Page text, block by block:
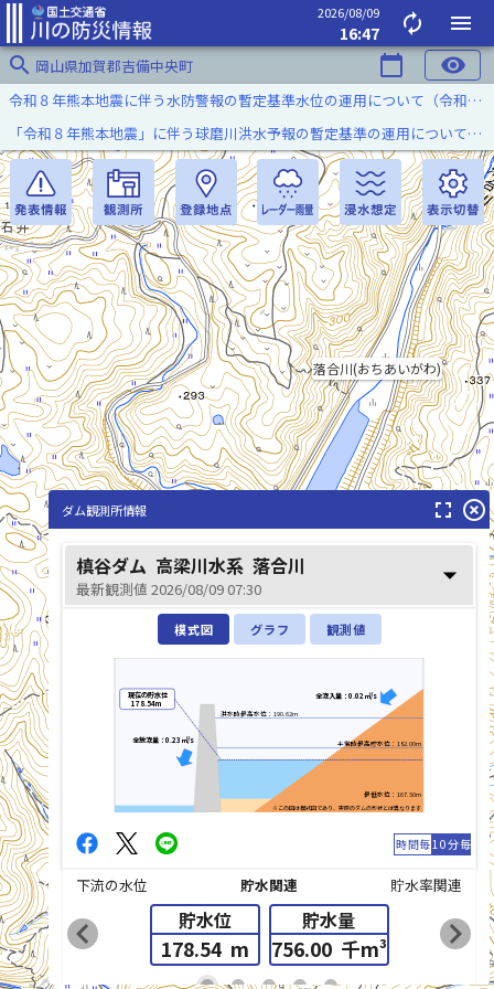
2026/08/09
16:47 autorenew
menu
search 岡山県加賀郡吉備中央町 calendar_today visibility
落合川(おちあいがわ)
令和８年熊本地震に伴う水防警報の暫定基準水位の運用について（令和８年８月７日）
「令和８年熊本地震」に伴う球磨川洪水予報の暫定基準の運用について（令和８年８月５日）
list_alt
ダム観測所情報 fullscreen highlight_off
槙谷ダム 高梁川水系 落合川
最新観測値 2026/08/09 07:30 arrow_drop_down
模式図 グラフ 観測値
※この図は模式図であり、実際のダムの形状とは異なります
洪水時最高水位：190.62m
平常時最高貯水位：182.00m
最低水位：167.50m
現在の貯水位
178.54m
全流入量：0.02㎥/s
全放流量：0.23㎥/s
時間毎10分毎
下流の水位 貯水関連 貯水率関連
貯水位
178.54 m
貯水量
756.00 千m³
chevron_left chevron_right